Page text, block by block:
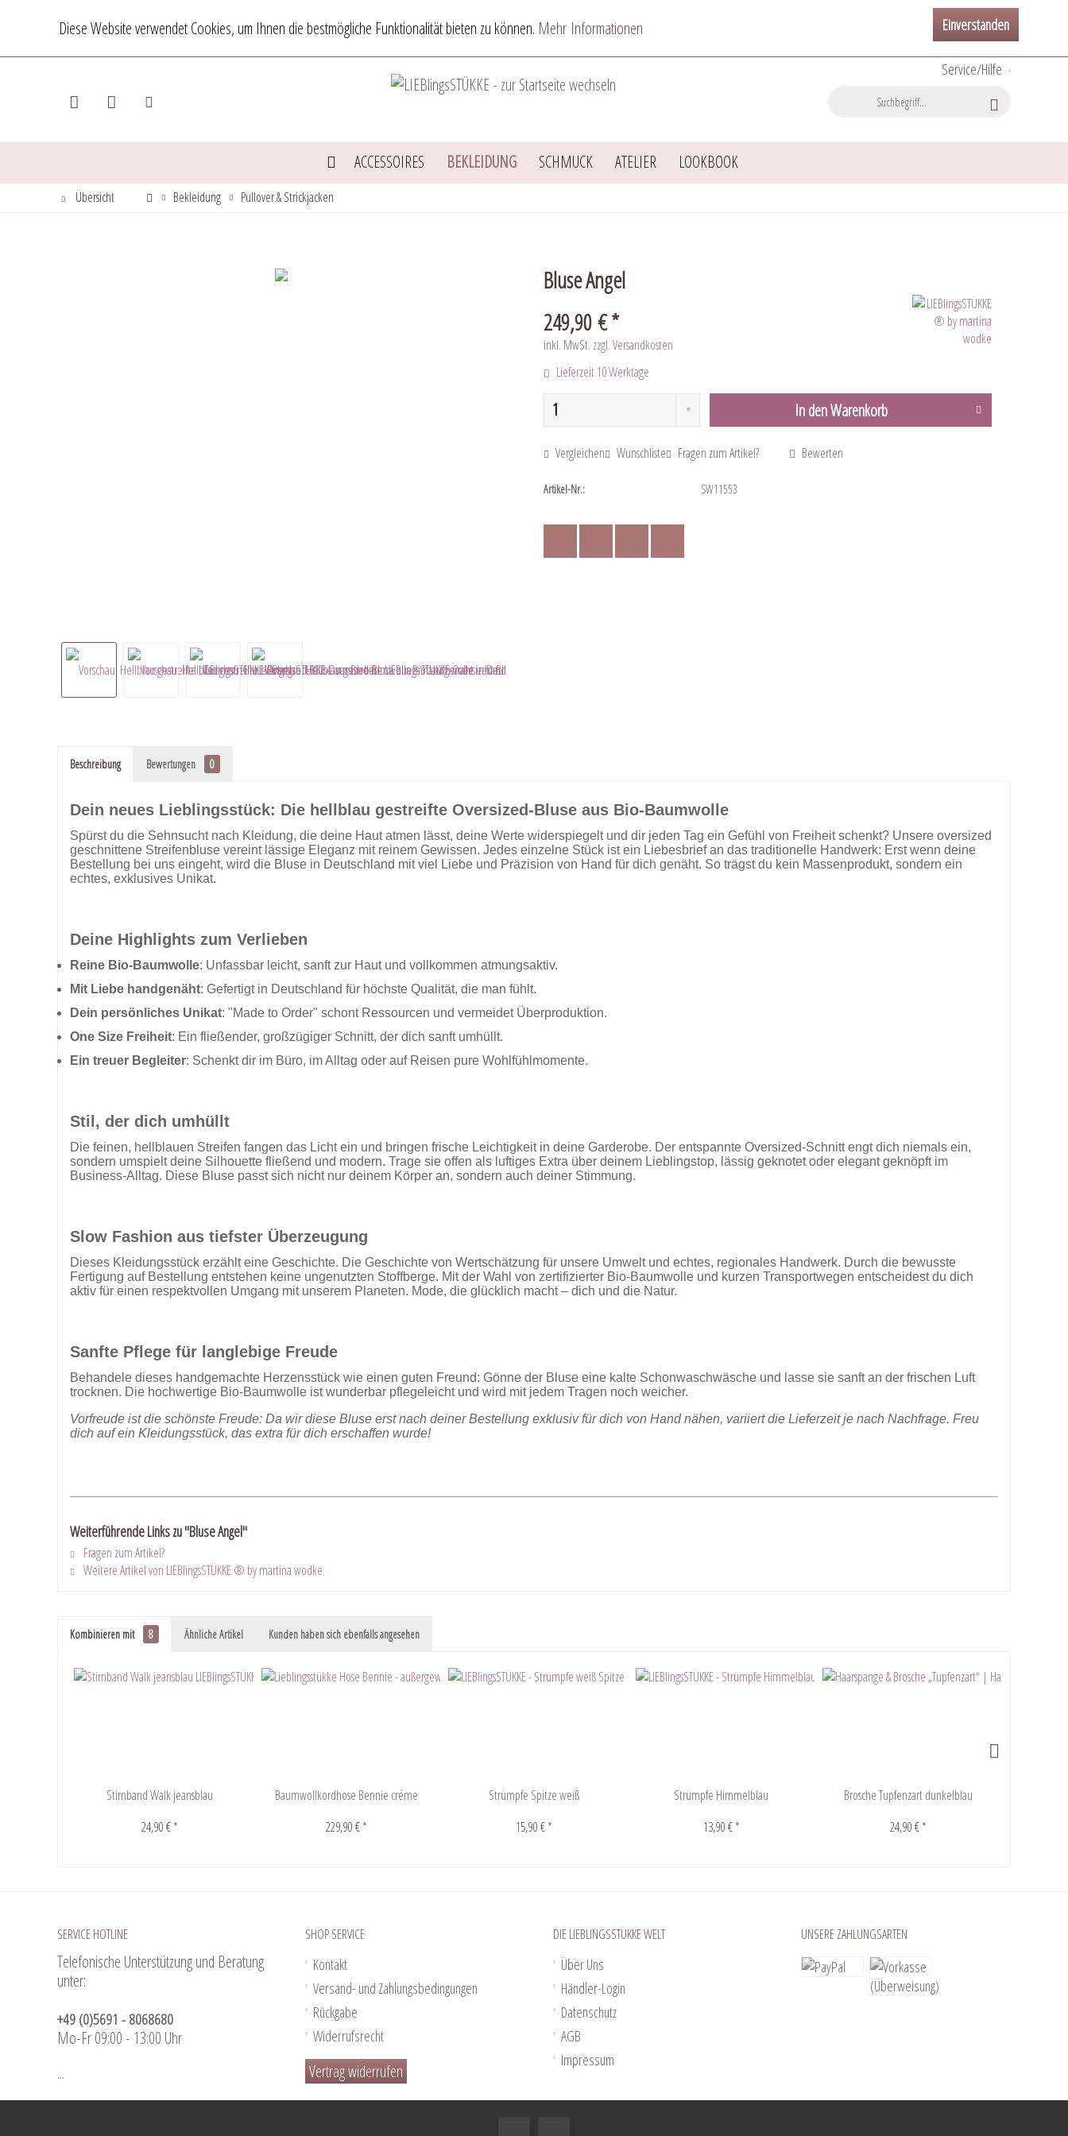
Diese Website verwendet Cookies, um Ihnen die bestmögliche Funktionalität bieten zu können. Mehr Informationen Einverstanden
Service/Hilfe
ACCESSOIRES BEKLEIDUNG SCHMUCK ATELIER LOOKBOOK
Übersicht Bekleidung Pullover & Strickjacken
Bluse Angel
249,90 € *
inkl. MwSt. zzgl. Versandkosten
Lieferzeit 10 Werktage
In denWarenkorb
Vergleichen Wunschliste Fragen zum Artikel? Bewerten
Artikel-Nr.: SW11553
Beschreibung Bewertungen 0
Dein neues Lieblingsstück: Die hellblau gestreifte Oversized-Bluse aus Bio-Baumwolle
Spürst du die Sehnsucht nach Kleidung, die deine Haut atmen lässt, deine Werte widerspiegelt und dir jeden Tag ein Gefühl von Freiheit schenkt? Unsere oversized
geschnittene Streifenbluse vereint lässige Eleganz mit reinem Gewissen. Jedes einzelne Stück ist ein Liebesbrief an das traditionelle Handwerk: Erst wenn deine
Bestellung bei uns eingeht, wird die Bluse in Deutschland mit viel Liebe und Präzision von Hand für dich genäht. So trägst du kein Massenprodukt, sondern ein
echtes, exklusives Unikat.
Deine Highlights zum Verlieben
Reine Bio-Baumwolle: Unfassbar leicht, sanft zur Haut und vollkommen atmungsaktiv.
Mit Liebe handgenäht: Gefertigt in Deutschland für höchste Qualität, die man fühlt.
Dein persönliches Unikat: "Made to Order" schont Ressourcen und vermeidet Überproduktion.
One Size Freiheit: Ein fließender, großzügiger Schnitt, der dich sanft umhüllt.
Ein treuer Begleiter: Schenkt dir im Büro, im Alltag oder auf Reisen pure Wohlfühlmomente.
Stil, der dich umhüllt
Die feinen, hellblauen Streifen fangen das Licht ein und bringen frische Leichtigkeit in deine Garderobe. Der entspannte Oversized-Schnitt engt dich niemals ein,
sondern umspielt deine Silhouette fließend und modern. Trage sie offen als luftiges Extra über deinem Lieblingstop, lässig geknotet oder elegant geknöpft im
Business-Alltag. Diese Bluse passt sich nicht nur deinem Körper an, sondern auch deiner Stimmung.
Slow Fashion aus tiefster Überzeugung
Dieses Kleidungsstück erzählt eine Geschichte. Die Geschichte von Wertschätzung für unsere Umwelt und echtes, regionales Handwerk. Durch die bewusste
Fertigung auf Bestellung entstehen keine ungenutzten Stoffberge. Mit der Wahl von zertifizierter Bio-Baumwolle und kurzen Transportwegen entscheidest du dich
aktiv für einen respektvollen Umgang mit unserem Planeten. Mode, die glücklich macht – dich und die Natur.
Sanfte Pflege für langlebige Freude
Behandele dieses handgemachte Herzensstück wie einen guten Freund: Gönne der Bluse eine kalte Schonwaschwäsche und lasse sie sanft an der frischen Luft
trocknen. Die hochwertige Bio-Baumwolle ist wunderbar pflegeleicht und wird mit jedem Tragen noch weicher.
Vorfreude ist die schönste Freude: Da wir diese Bluse erst nach deiner Bestellung exklusiv für dich von Hand nähen, variiert die Lieferzeit je nach Nachfrage. Freu
dich auf ein Kleidungsstück, das extra für dich erschaffen wurde!
Weiterführende Links zu "Bluse Angel"
Fragen zum Artikel?
Weitere Artikel von LIEBlingsSTÜKKE ® by martina wodke
Kombinieren mit 8 Ähnliche Artikel Kunden haben sich ebenfalls angesehen
Stirnband Walk jeansblau
24,90 € *
Baumwollkordhose Bennie créme
229,90 € *
Strümpfe Spitze weiß
15,90 € *
Strümpfe Himmelblau
13,90 € *
Brosche Tupfenzart dunkelblau
24,90 € *
SERVICE HOTLINE
Telefonische Unterstützung und Beratung
unter:
+49 (0)5691 - 8068680
Mo-Fr 09:00 - 13:00 Uhr
...
SHOP SERVICE
Kontakt
Versand- und Zahlungsbedingungen
Rückgabe
Widerrufsrecht
Vertrag widerrufen
DIE LIEBLINGSSTÜKKE WELT
Über Uns
Händler-Login
Datenschutz
AGB
Impressum
UNSERE ZAHLUNGSARTEN